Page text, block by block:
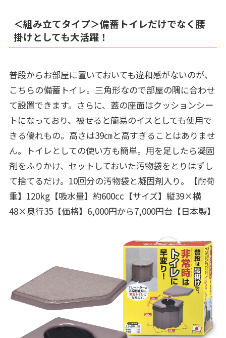
＜組み立てタイプ＞備蓄トイレだけでなく腰
掛けとしても大活躍！
普段からお部屋に置いておいても違和感がないのが、
こちらの備蓄トイレ。三角形なので部屋の隅に合わせ
て設置できます。さらに、蓋の座面はクッションシー
トになっており、被せると簡易のイスとしても使用で
きる優れもの。高さは39㎝と高すぎることはありませ
ん。トイレとしての使い方も簡単。用を足したら凝固
剤をふりかけ、セットしておいた汚物袋をとりはずし
て捨てるだけ。10回分の汚物袋と凝固剤入り。【耐荷
重】120kg【吸水量】約600cc【サイズ】縦39×横
48×奥行35【価格】6,000円から7,000円台【日本製】